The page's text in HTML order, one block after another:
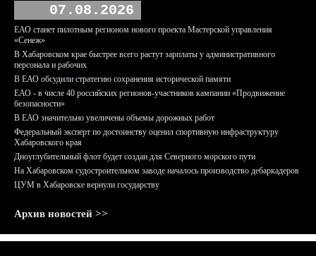
07.08.2026
ЕАО станет пилотным регионом нового проекта Мастерской управления
«Сенеж»
В Хабаровском крае быстрее всего растут зарплаты у административного
персонала и рабочих
В ЕАО обсудили стратегию сохранения исторической памяти
ЕАО - в числе 40 российских регионов-участников кампании «Продвижение
безопасности»
В ЕАО значительно увеличены объемы дорожных работ
Федеральный эксперт по достоинству оценил спортивную инфраструктуру
Хабаровского края
Дноуглубительный флот будет создан для Северного морского пути
На Хабаровском судостроительном заводе началось производство дебаркадеров
ЦУМ в Хабаровске вернули государству
Архив новостей >>